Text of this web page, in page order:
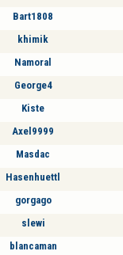
Bart1808
khimik
Namoral
George4
Kiste
Axel9999
Masdac
Hasenhuettl
gorgago
slewi
blancaman